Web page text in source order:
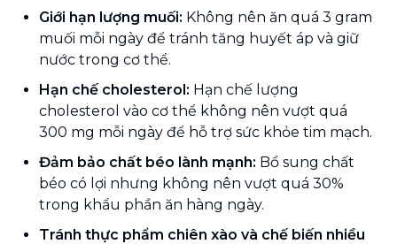
Giới hạn lượng muối: Không nên ăn quá 3 gram
muối mỗi ngày để tránh tăng huyết áp và giữ
nước trong cơ thể.
Hạn chế cholesterol: Hạn chế lượng
cholesterol vào cơ thể không nên vượt quá
300 mg mỗi ngày để hỗ trợ sức khỏe tim mạch.
Đảm bảo chất béo lành mạnh: Bổ sung chất
béo có lợi nhưng không nên vượt quá 30%
trong khẩu phần ăn hàng ngày.
Tránh thực phẩm chiên xào và chế biến nhiều